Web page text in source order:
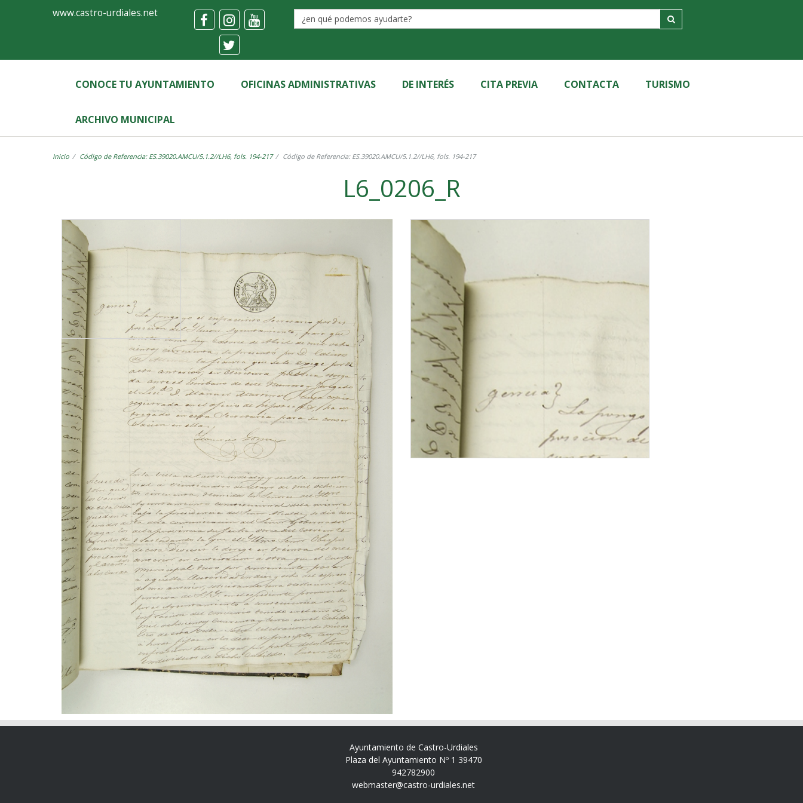
Ayuntamiento
Castro-
Urdiales
www.castro-urdiales.net
CONOCE TU AYUNTAMIENTO OFICINAS ADMINISTRATIVAS DE INTERÉS CITA PREVIA CONTACTA TURISMO
ARCHIVO MUNICIPAL
Inicio Código de Referencia: ES.39020.AMCU/5.1.2//LH6, fols. 194-217 Código de Referencia: ES.39020.AMCU/5.1.2//LH6, fols. 194-217
L6_0206_R
Ayuntamiento de Castro-Urdiales
Plaza del Ayuntamiento Nº 1 39470
942782900
webmaster@castro-urdiales.net